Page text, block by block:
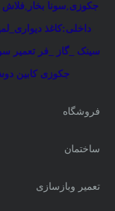
جکوزی,سونا بخار ,فلاش
داخلی:کاغذ
سینک _گاز _فر تعمیر
جکوزی کابین
فروشگاه
ساختمان
تعمیر وبازسازی